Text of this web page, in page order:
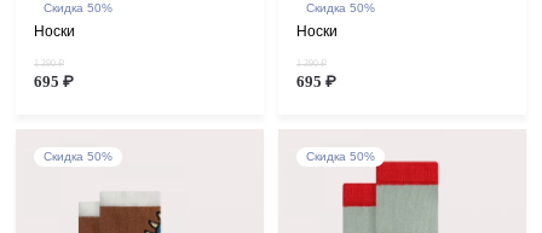
Скидка 50%
Носки
1 390 ₽
695 ₽
Скидка 50%
Носки
1 390 ₽
695 ₽
Скидка 50% Скидка 50%